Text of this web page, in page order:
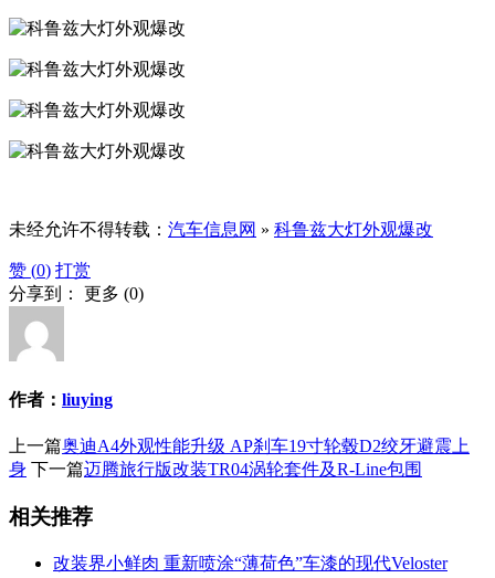
未经允许不得转载： 汽车信息网 » 科鲁兹大灯外观爆改
赞 (0) 打赏
分享到： 更多 (0)
作者： liuying
上一篇奥迪A4外观性能升级 AP刹车19寸轮毂D2绞牙避震上
身 下一篇迈腾旅行版改装TR04涡轮套件及R-Line包围
相关推荐
改装界小鲜肉 重新喷涂“薄荷色”车漆的现代Veloster